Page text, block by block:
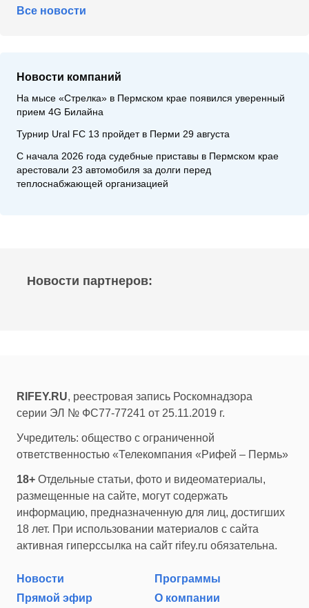
Все новости
Новости компаний
На мысе «Стрелка» в Пермском крае появился уверенный
прием 4G Билайна
Турнир Ural FC 13 пройдет в Перми 29 августа
С начала 2026 года судебные приставы в Пермском крае
арестовали 23 автомобиля за долги перед
теплоснабжающей организацией
Новости партнеров:
RIFEY.RU, реестровая запись Роскомнадзора
серии ЭЛ № ФС77-77241 от 25.11.2019 г.
Учредитель: общество с ограниченной
ответственностью «Телекомпания «Рифей – Пермь»
18+ Отдельные статьи, фото и видеоматериалы,
размещенные на сайте, могут содержать
информацию, предназначенную для лиц, достигших
18 лет. При использовании материалов с сайта
активная гиперссылка на сайт rifey.ru обязательна.
Новости
Программы
Прямой эфир
О компании